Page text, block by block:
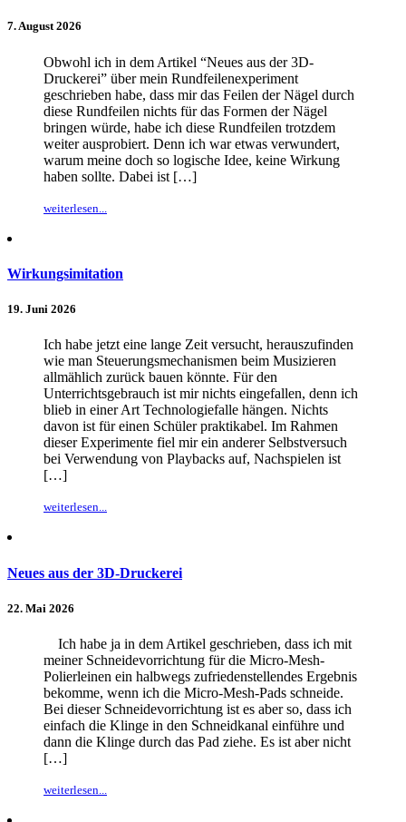
7. August 2026
Obwohl ich in dem Artikel “Neues aus der 3D-
Druckerei” über mein Rundfeilenexperiment
geschrieben habe, dass mir das Feilen der Nägel durch
diese Rundfeilen nichts für das Formen der Nägel
bringen würde, habe ich diese Rundfeilen trotzdem
weiter ausprobiert. Denn ich war etwas verwundert,
warum meine doch so logische Idee, keine Wirkung
haben sollte. Dabei ist […]
weiterlesen...
Wirkungsimitation
19. Juni 2026
Ich habe jetzt eine lange Zeit versucht, herauszufinden
wie man Steuerungsmechanismen beim Musizieren
allmählich zurück bauen könnte. Für den
Unterrichtsgebrauch ist mir nichts eingefallen, denn ich
blieb in einer Art Technologiefalle hängen. Nichts
davon ist für einen Schüler praktikabel. Im Rahmen
dieser Experimente fiel mir ein anderer Selbstversuch
bei Verwendung von Playbacks auf, Nachspielen ist
[…]
weiterlesen...
Neues aus der 3D-Druckerei
22. Mai 2026
Ich habe ja in dem Artikel geschrieben, dass ich mit
meiner Schneidevorrichtung für die Micro-Mesh-
Polierleinen ein halbwegs zufriedenstellendes Ergebnis
bekomme, wenn ich die Micro-Mesh-Pads schneide.
Bei dieser Schneidevorrichtung ist es aber so, dass ich
einfach die Klinge in den Schneidkanal einführe und
dann die Klinge durch das Pad ziehe. Es ist aber nicht
[…]
weiterlesen...